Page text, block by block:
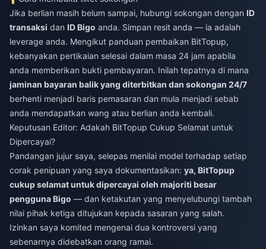
Jika berlian masih belum sampai, hubungi sokongan dengan ID
transaksi dan ID Bigo anda. Simpan resit anda — ia adalah
leverage anda. Mengikut panduan pembaikan BitTopup,
kebanyakan pertikaian selesai dalam masa 24 jam apabila
anda memberikan bukti pembayaran. Inilah tepatnya di mana
jaminan bayaran balik yang diterbitkan dan sokongan 24/7
berhenti menjadi baris pemasaran dan mula menjadi sebab
anda mendapatkan wang atau berlian anda kembali.
Keputusan Editor: Adakah BitTopup Cukup Selamat untuk
Dipercayai?
Pandangan jujur saya, selepas menilai model terhadap setiap
corak penipuan yang saya dokumentasikan: ya, BitTopup
cukup selamat untuk dipercayai oleh majoriti besar
pengguna Bigo — dan ketakutan yang menyelubungi tambah
nilai pihak ketiga ditujukan kepada sasaran yang salah.
Izinkan saya komited mengenai dua kontroversi yang
sebenarnya didebatkan orang ramai.